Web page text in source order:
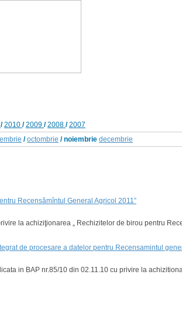
/2010 /2009 /2008 /2007
/octombrie / noiembrie decembrie
Recensămîntul General Agricol 2011”
la achiziţionarea „ Rechizitelor de birou pentru
de procesare a datelor pentru Recensamintul
in BAP nr.85/10 din 02.11.10 cu privire la